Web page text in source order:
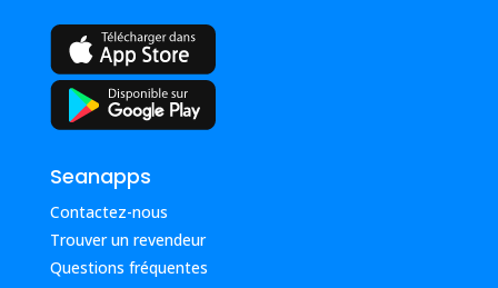
Seanapps
Contactez-nous
Trouver un revendeur
Questions fréquentes